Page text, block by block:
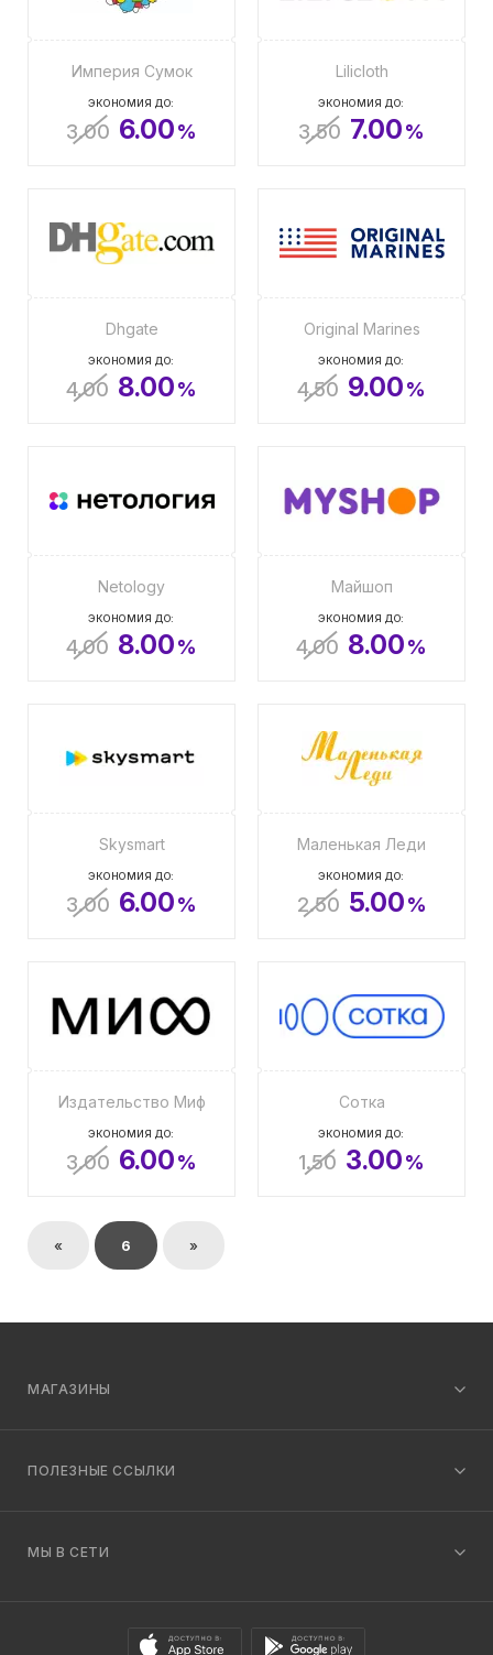
Империя Сумок
ЭКОНОМИЯ ДО:
3.00 6.00%
Lilicloth
ЭКОНОМИЯ ДО:
3.50 7.00%
Dhgate
ЭКОНОМИЯ ДО:
4.00 8.00%
Original Marines
ЭКОНОМИЯ ДО:
4.50 9.00%
Netology
ЭКОНОМИЯ ДО:
4.00 8.00%
Майшоп
ЭКОНОМИЯ ДО:
4.00 8.00%
Skysmart
ЭКОНОМИЯ ДО:
3.00 6.00%
Маленькая Леди
ЭКОНОМИЯ ДО:
2.50 5.00%
Издательство Миф
ЭКОНОМИЯ ДО:
3.00 6.00%
Сотка
ЭКОНОМИЯ ДО:
1.50 3.00%
« 6 »
МАГАЗИНЫ
ПОЛЕЗНЫЕ ССЫЛКИ
МЫ В СЕТИ